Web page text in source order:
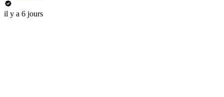
il y a 6 jours